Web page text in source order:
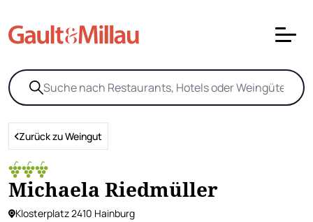
Zurück zu Weingut
Michaela Riedmüller
Klosterplatz 2410 Hainburg